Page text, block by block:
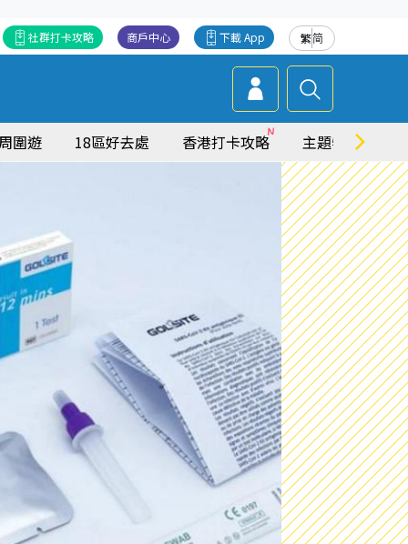
繁简
下載 App
商戶中心
社群打卡攻略
圍遊 18區好去處 香港打卡攻略 主題特集